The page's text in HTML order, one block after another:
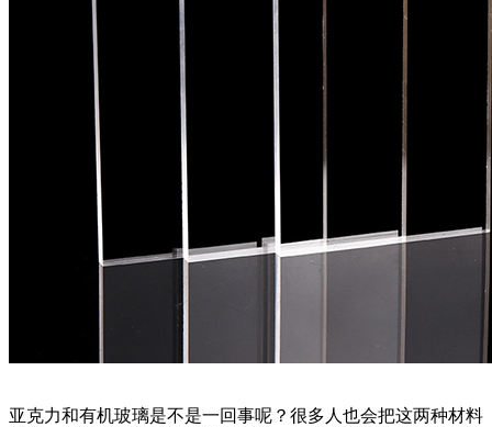
亚克力和有机玻璃是不是一回事呢？很多人也会把这两种材料